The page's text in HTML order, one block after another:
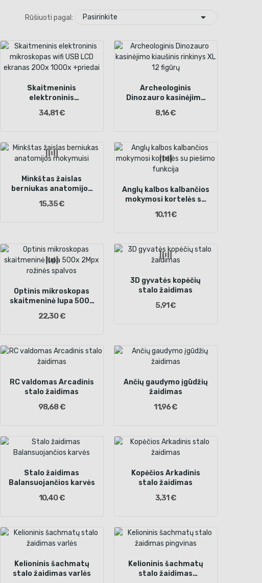
Rūšiuoti pagal: Pasirinkite 
Skaitmeninis
elektroninis
LCD ekranas 200x
34,81 €
Archeologinis
Dinozauro kasinėjimo
figūrų
8,16 €
Minkštas žaislas
berniukas anatomijos
15,35 €
Anglų kalbos kalbančios
mokymosi kortelės su
10,11 €
Optinis mikroskopas
skaitmeninė lupa 500x
22,30 €
3D gyvatės kopėčių
stalo žaidimas
5,91 €
RC valdomas Arcadinis
stalo žaidimas
98,68 €
Ančių gaudymo įgūdžių
žaidimas
11,96 €
Stalo žaidimas
Balansuojančios karvės
10,40 €
Kopėčios Arkadinis
stalo žaidimas
3,31 €
Kelioninis šachmatų
stalo žaidimas varlės
Kelioninis šachmatų
stalo žaidimas